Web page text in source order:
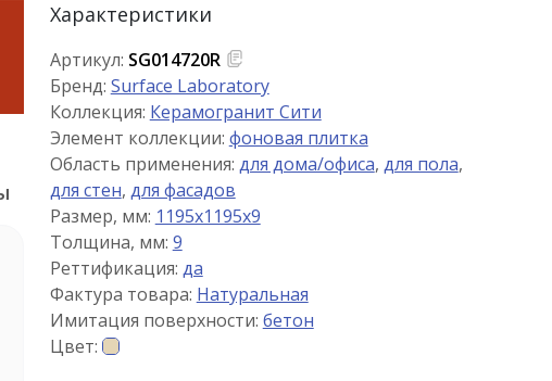
Характеристики
Артикул: SG014720R
Бренд: Surface Laboratory
Коллекция: Керамогранит Сити
Элемент коллекции: фоновая плитка
Область применения: для дома/офиса, для пола,
для стен, для фасадов
Размер, мм: 1195x1195x9
Толщина, мм: 9
Реттификация: да
Фактура товара: Натуральная
Имитация поверхности: бетон
Цвет: